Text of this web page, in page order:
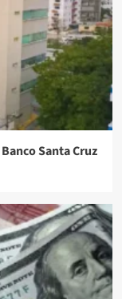
Santa Cruz